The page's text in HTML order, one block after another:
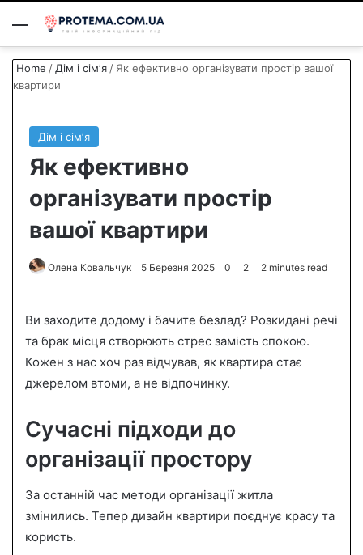
Menu
Home / Дім і сімʼя / Як ефективно організувати простір вашої
квартири
Дім і сімʼя
Як ефективно
організувати простір
вашої квартири
Олена Ковальчук
d
a
n
e
a
5 Березня 2025 0 2 2 minutes read
Ви заходите додому і бачите безлад? Розкидані речі
та брак місця створюють стрес замість спокою.
Кожен з нас хоч раз відчував, як квартира стає
джерелом втоми, а не відпочинку.
Сучасні підходи до
організації простору
За останній час методи організації житла
змінились. Тепер дизайн квартири поєднує красу та
користь.